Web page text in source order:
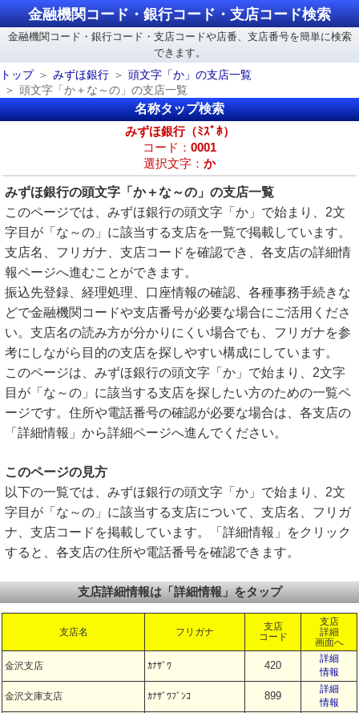
金融機関コード・銀行コード・支店コード検索
金融機関コード・銀行コード・支店コードや店番、支店番号を簡単に検索
できます。
トップ
みずほ銀行
頭文字「か」の支店一覧
頭文字「か＋な～の」の支店一覧
名称タップ検索
みずほ銀行（ﾐｽﾞﾎ）
コード： 0001
選択文字： か
みずほ銀行の頭文字「か＋な～の」の支店一覧
このページでは、みずほ銀行の頭文字「か」で始まり、2文
字目が「な～の」に該当する支店を一覧で掲載しています。
支店名、フリガナ、支店コードを確認でき、各支店の詳細情
報ページへ進むことができます。
振込先登録、経理処理、口座情報の確認、各種事務手続きな
どで金融機関コードや支店番号が必要な場合にご活用くださ
い。支店名の読み方が分かりにくい場合でも、フリガナを参
考にしながら目的の支店を探しやすい構成にしています。
このページは、みずほ銀行の頭文字「か」で始まり、2文字
目が「な～の」に該当する支店を探したい方のための一覧ペ
ージです。住所や電話番号の確認が必要な場合は、各支店の
「詳細情報」から詳細ページへ進んでください。
このページの見方
以下の一覧では、みずほ銀行の頭文字「か」で始まり、2文
字目が「な～の」に該当する支店について、支店名、フリガ
ナ、支店コードを掲載しています。「詳細情報」をクリック
すると、各支店の住所や電話番号を確認できます。
支店詳細情報は「詳細情報」をタップ
支店名 フリガナ
支店
コード
支店
詳細
画面へ
金沢支店 ｶﾅｻﾞﾜ 420
詳細
情報
金沢文庫支店 ｶﾅｻﾞﾜﾌﾞﾝｺ 899
詳細
情報